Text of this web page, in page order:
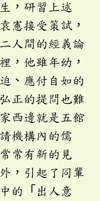
，研習上述
憲接受策試，
人間的經義論
，他雖年幼，
、應付自如的
正的提問也難
西邊就是五館
機構內的儒
常有新的見
，引起了同輩
的「出人意